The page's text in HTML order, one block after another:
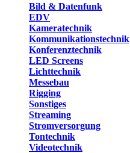
Bild & Datenfunk
EDV
Kameratechnik
Kommunikationstechnik
Konferenztechnik
LED Screens
Lichttechnik
Messebau
Rigging
Sonstiges
Streaming
Stromversorgung
Tontechnik
Videotechnik